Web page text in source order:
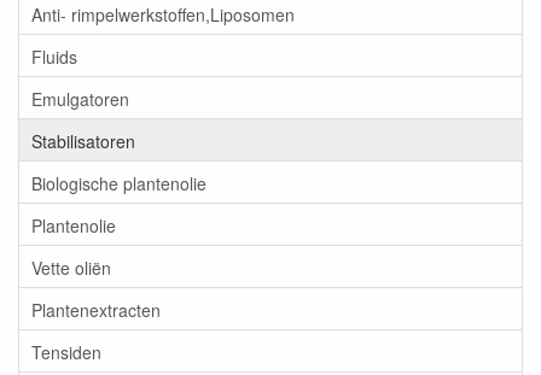
Anti- rimpelwerkstoffen,Liposomen
Fluids
Emulgatoren
Stabilisatoren
Biologische plantenolie
Plantenolie
Vette oliën
Plantenextracten
Tensiden